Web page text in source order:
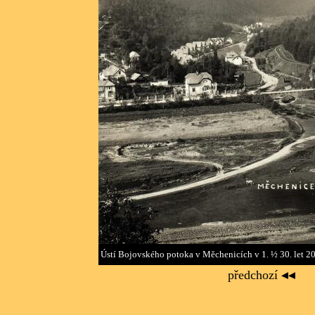
Ústí Bojovského potoka v Měchenicích v 1. ½ 30. let
předchozí